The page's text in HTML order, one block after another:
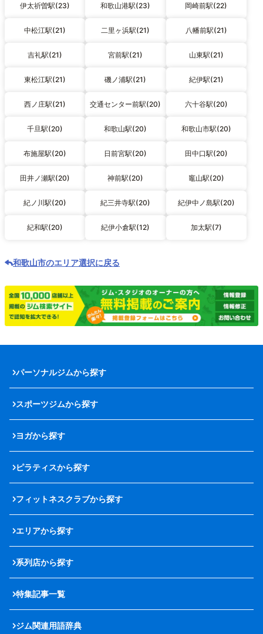
伊太祈曽駅(23) 和歌山港駅(23) 岡崎前駅(22)
中松江駅(21) 二里ヶ浜駅(21) 八幡前駅(21)
吉礼駅(21) 宮前駅(21) 山東駅(21)
東松江駅(21) 磯ノ浦駅(21) 紀伊駅(21)
西ノ庄駅(21) 交通センター前駅(20) 六十谷駅(20)
千旦駅(20) 和歌山駅(20) 和歌山市駅(20)
布施屋駅(20) 日前宮駅(20) 田中口駅(20)
田井ノ瀬駅(20) 神前駅(20) 竈山駅(20)
紀ノ川駅(20) 紀三井寺駅(20) 紀伊中ノ島駅(20)
紀和駅(20) 紀伊小倉駅(12) 加太駅(7)
和歌山市のエリア選択に戻る
パーソナルジムから探す
スポーツジムから探す
ヨガから探す
ピラティスから探す
フィットネスクラブから探す
エリアから探す
系列店から探す
特集記事一覧
ジム関連用語辞典